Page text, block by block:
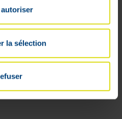
la sélection
végétale) et de